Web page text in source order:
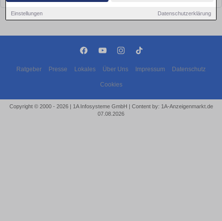
Einstellungen Datenschutzerklärung
Ratgeber Presse Lokales Über Uns Impressum Datenschutz
Cookies
Copyright © 2000 - 2026 | 1A Infosysteme GmbH | Content by: 1A-Anzeigenmarkt.de
07.08.2026